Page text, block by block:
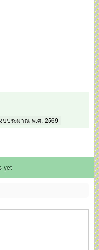
บประมาณ พ.ศ. 2569
yet